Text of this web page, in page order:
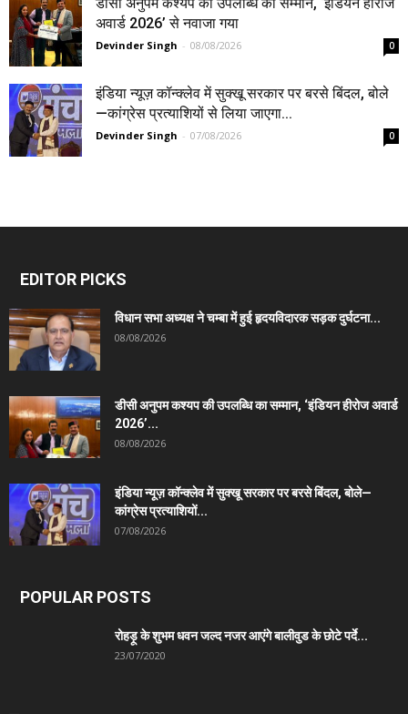
अवार्ड 2026’ से नवाजा गया
Devinder Singh - 08/08/2026 0
इंडिया न्यूज़ कॉन्क्लेव में सुक्खू सरकार पर बरसे बिंदल, बोले
—कांग्रेस प्रत्याशियों से लिया जाएगा...
Devinder Singh - 07/08/2026 0
EDITOR PICKS
विधान सभा अध्यक्ष ने चम्बा में हुई हृदयविदारक सड़क दुर्घटना...
08/08/2026
डीसी अनुपम कश्यप की उपलब्धि का सम्मान, ‘इंडियन हीरोज अवार्ड
2026’...
08/08/2026
इंडिया न्यूज़ कॉन्क्लेव में सुक्खू सरकार पर बरसे बिंदल, बोले—
कांग्रेस प्रत्याशियों...
07/08/2026
POPULAR POSTS
रोहड़ू के शुभम धवन जल्द नजर आएंगे बालीवुड के छोटे पर्दे...
23/07/2020